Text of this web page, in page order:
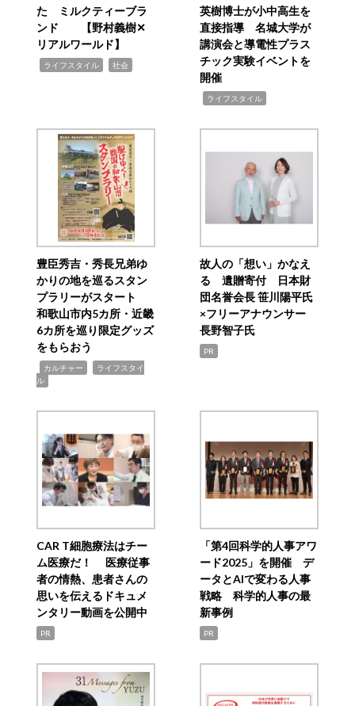
た ミルクティーブラ
ンド 【野村義樹✕
リアルワールド】
ライフスタイル 社会
英樹博士が小中高生を
直接指導 名城大学が
講演会と導電性プラス
チック実験イベントを
開催
ライフスタイル
豊臣秀吉・秀長兄弟ゆ
かりの地を巡るスタン
プラリーがスタート
和歌山市内5カ所・近畿
6カ所を巡り限定グッズ
をもらおう
カルチャー
ライフスタイ
ル
故人の「想い」かなえ
る 遺贈寄付 日本財
団名誉会長 笹川陽平氏
×フリーアナウンサー
長野智子氏
PR
CAR T細胞療法はチー
ム医療だ！ 医療従事
者の情熱、患者さんの
思いを伝えるドキュメ
ンタリー動画を公開中
PR
「第4回科学的人事アワ
ード2025」を開催 デ
ータとAIで変わる人事
戦略 科学的人事の最
新事例
PR